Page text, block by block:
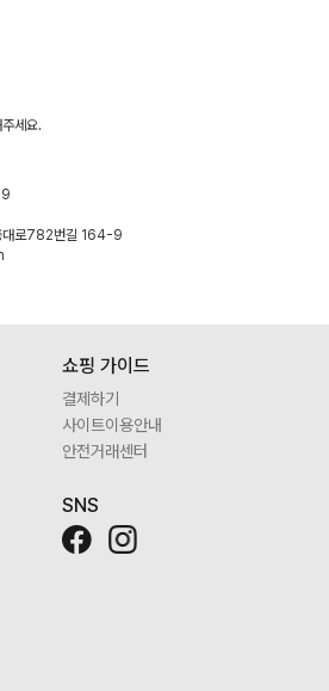
세요.
대로782번길 164-9
쇼핑 가이드
결제하기
사이트이용안내
안전거래센터
SNS